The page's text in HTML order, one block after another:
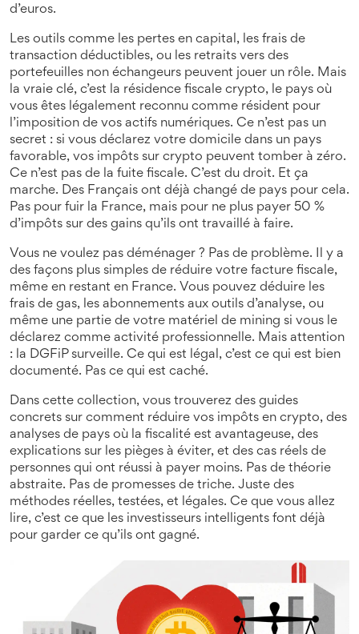
d’euros.
Les outils comme les pertes en capital, les frais de
transaction déductibles, ou les retraits vers des
portefeuilles non échangeurs peuvent jouer un rôle. Mais
la vraie clé, c’est la résidence fiscale crypto, le pays où
vous êtes légalement reconnu comme résident pour
l’imposition de vos actifs numériques. Ce n’est pas un
secret : si vous déclarez votre domicile dans un pays
favorable, vos impôts sur crypto peuvent tomber à zéro.
Ce n’est pas de la fuite fiscale. C’est du droit. Et ça
marche. Des Français ont déjà changé de pays pour cela.
Pas pour fuir la France, mais pour ne plus payer 50 %
d’impôts sur des gains qu’ils ont travaillé à faire.
Vous ne voulez pas déménager ? Pas de problème. Il y a
des façons plus simples de réduire votre facture fiscale,
même en restant en France. Vous pouvez déduire les
frais de gas, les abonnements aux outils d’analyse, ou
même une partie de votre matériel de mining si vous le
déclarez comme activité professionnelle. Mais attention
: la DGFiP surveille. Ce qui est légal, c’est ce qui est bien
documenté. Pas ce qui est caché.
Dans cette collection, vous trouverez des guides
concrets sur comment réduire vos impôts en crypto, des
analyses de pays où la fiscalité est avantageuse, des
explications sur les pièges à éviter, et des cas réels de
personnes qui ont réussi à payer moins. Pas de théorie
abstraite. Pas de promesses de triche. Juste des
méthodes réelles, testées, et légales. Ce que vous allez
lire, c’est ce que les investisseurs intelligents font déjà
pour garder ce qu’ils ont gagné.